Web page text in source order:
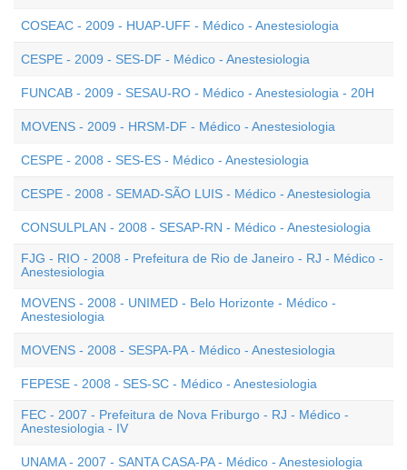
COSEAC - 2009 - HUAP-UFF - Médico - Anestesiologia
CESPE - 2009 - SES-DF - Médico - Anestesiologia
FUNCAB - 2009 - SESAU-RO - Médico - Anestesiologia - 20H
MOVENS - 2009 - HRSM-DF - Médico - Anestesiologia
CESPE - 2008 - SES-ES - Médico - Anestesiologia
CESPE - 2008 - SEMAD-SÃO LUIS - Médico - Anestesiologia
CONSULPLAN - 2008 - SESAP-RN - Médico - Anestesiologia
FJG - RIO - 2008 - Prefeitura de Rio de Janeiro - RJ - Médico -
Anestesiologia
MOVENS - 2008 - UNIMED - Belo Horizonte - Médico -
Anestesiologia
MOVENS - 2008 - SESPA-PA - Médico - Anestesiologia
FEPESE - 2008 - SES-SC - Médico - Anestesiologia
FEC - 2007 - Prefeitura de Nova Friburgo - RJ - Médico -
Anestesiologia - IV
UNAMA - 2007 - SANTA CASA-PA - Médico - Anestesiologia